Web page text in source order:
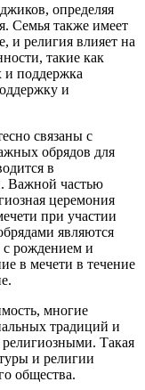
определяя
Семья также имеет
и религия влияет на
такие как
и поддержка
и
связаны с
обрядов для
в
Важной частью
церемония
при участии
являются
с рождением и
в мечети в течение
многие
традиций и
религиозными. Такая
и религии
общества.